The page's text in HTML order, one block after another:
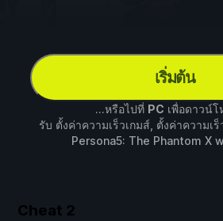
เริ่มต้น
...หรือไปที่ PC เพื่อดาวน์
รับ ตั้งค่าความเร็วเกมส์, ตั้งค่าความเ
Persona5: The Phantom X
Cheat 2